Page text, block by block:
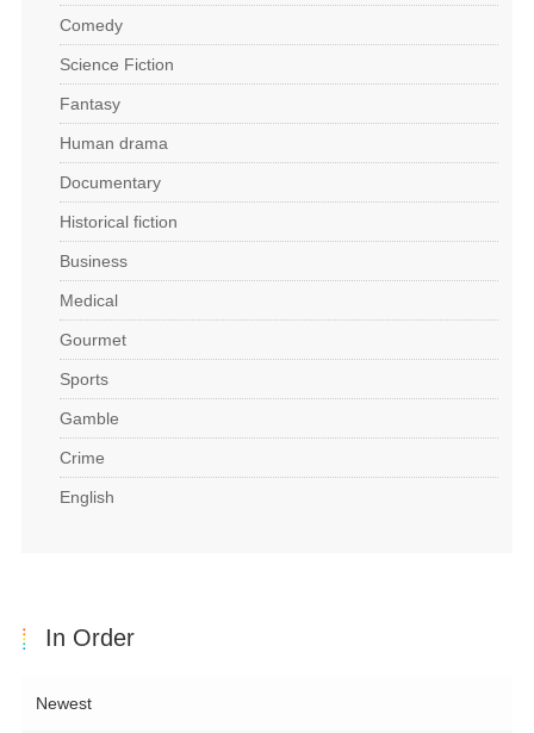
Comedy
Science Fiction
Fantasy
Human drama
Documentary
Historical fiction
Business
Medical
Gourmet
Sports
Gamble
Crime
English
In Order
Newest